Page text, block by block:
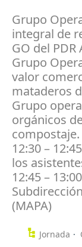
Grupo
integral de
GO del PDR
Grupo
valor
mataderos
Grupo
orgánicos
compostaje.
12:30 –
los
12:45 –
(MAPA)
Jornada